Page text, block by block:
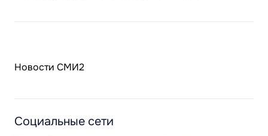
Новости СМИ2
Социальные сети